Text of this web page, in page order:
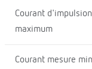
Courant d'impulsion
maximum
Courant mesure